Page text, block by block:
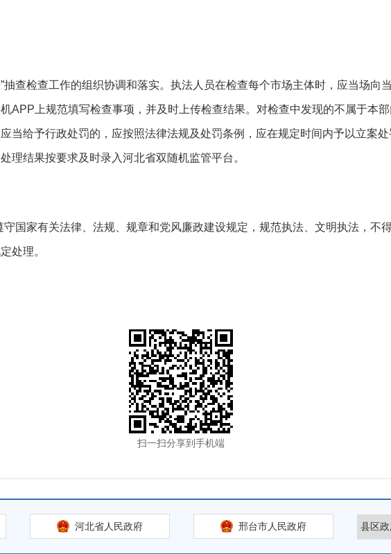
抽查检查工作的组织协调和落实。执法人员在检查每个市场主体时，应当场向
APP上规范填写检查事项，并及时上传检查结果。 对检查中发现的不属于本
当给予行政处罚的，应按照法律法规及处罚条例，应在规定时间内予以立案
理结果按要求及时录入河北省双随机监管平台。
守国家有关法律、法规、规章和党风廉政建设规定，规范执法、文明执法，不
处理。
扫一扫分享到手机端
河北省人民政府 邢台市人民政府